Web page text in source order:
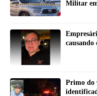
Militar
causando
Primo do